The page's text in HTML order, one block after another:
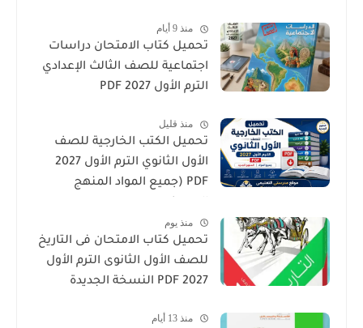
منذ 9 أيام
تحميل كتاب الامتحان دراسات
اجتماعية للصف الثالث الإعدادي
الترم الأول 2027 PDF
منذ قليل
تحميل الكتب الخارجية للصف
الأول الثانوي الترم الأول 2027
PDF (جميع المواد المنهج
منذ يوم
تحميل كتاب الامتحان فى التاريخ
للصف الأول الثانوى الترم الأول
2027 PDF النسخة الجديدة
منذ 13 أيام